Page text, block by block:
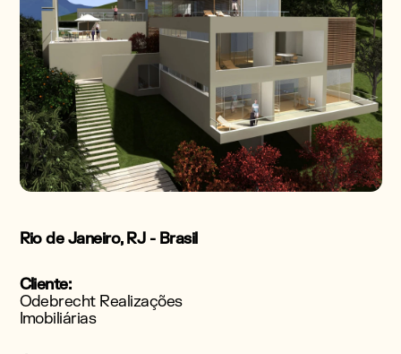
Rio de Janeiro, RJ - Brasil
Cliente:
Odebrecht Realizações
Imobiliárias